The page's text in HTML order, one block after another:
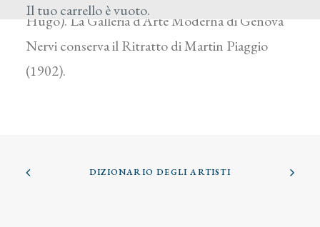
Il tuo carrello è vuoto.
Hugo). La Galleria d’Arte Moderna di Genova
Nervi conserva il Ritratto di Martin Piaggio
(1902).
DIZIONARIO DEGLI ARTISTI